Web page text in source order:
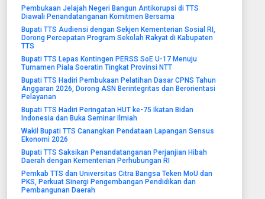
Pembukaan Jelajah Negeri Bangun Antikorupsi di TTS
Diawali Penandatanganan Komitmen Bersama
Bupati TTS Audiensi dengan Sekjen Kementerian Sosial RI,
Dorong Percepatan Program Sekolah Rakyat di Kabupaten
TTS
Bupati TTS Lepas Kontingen PERSS SoE U-17 Menuju
Turnamen Piala Soeratin Tingkat Provinsi NTT
Bupati TTS Hadiri Pembukaan Pelatihan Dasar CPNS Tahun
Anggaran 2026, Dorong ASN Berintegritas dan Berorientasi
Pelayanan
Bupati TTS Hadiri Peringatan HUT ke-75 Ikatan Bidan
Indonesia dan Buka Seminar Ilmiah
Wakil Bupati TTS Canangkan Pendataan Lapangan Sensus
Ekonomi 2026
Bupati TTS Saksikan Penandatanganan Perjanjian Hibah
Daerah dengan Kementerian Perhubungan RI
Pemkab TTS dan Universitas Citra Bangsa Teken MoU dan
PKS, Perkuat Sinergi Pengembangan Pendidikan dan
Pembangunan Daerah